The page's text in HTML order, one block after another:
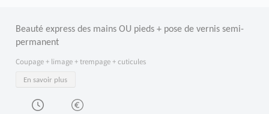
Beauté express des mains OU pieds + pose de vernis semi-
permanent
Coupage + limage + trempage + cuticules
En savoir plus